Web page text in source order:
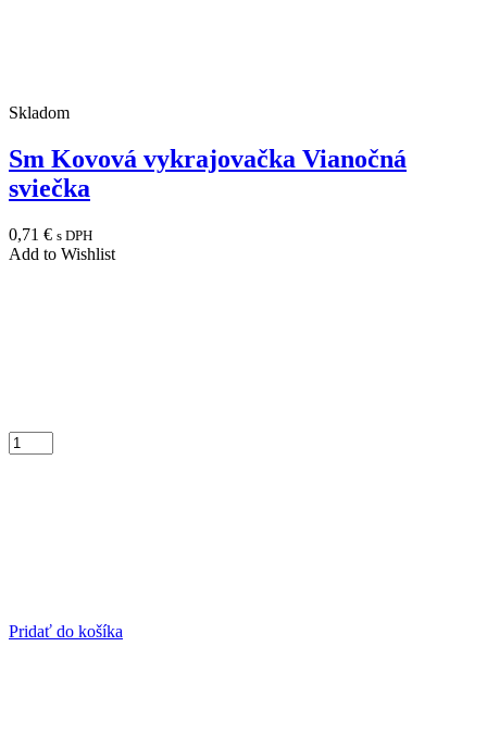
Skladom
Sm Kovová vykrajovačka Vianočná
sviečka
0,71 € s DPH
Add to Wishlist
Pridať do košíka